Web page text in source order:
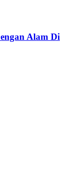
Alam Di